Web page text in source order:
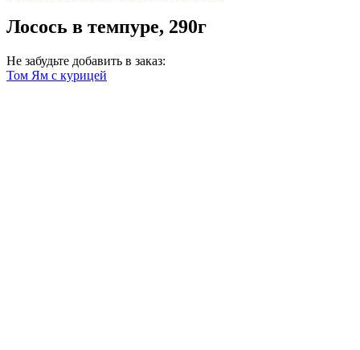
Лосось в темпуре, 290г
Не забудьте добавить в заказ:
Том Ям с курицей